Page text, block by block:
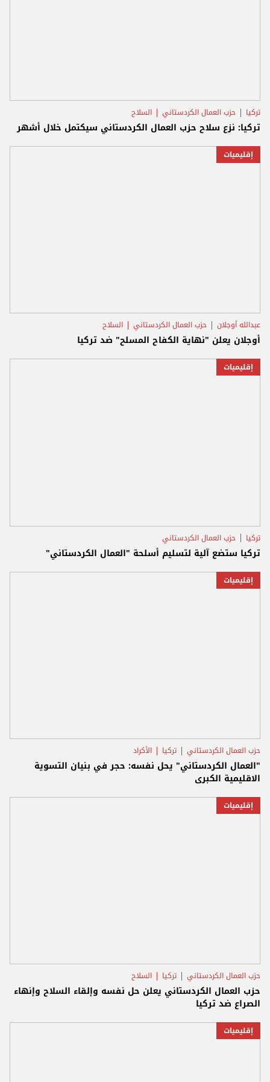
تركيا حزب العمال الكردستاني السلاح
تركيا: نزع سلاح حزب العمال الكردستاني سيكتمل خلال أشهر
إقليميات
عبدالله أوجلان حزب العمال الكردستاني السلاح
أوجلان يعلن "نهاية الكفاح المسلح" ضد تركيا
إقليميات
تركيا حزب العمال الكردستاني
تركيا ستضع آلية لتسليم أسلحة "العمال الكردستاني"
إقليميات
حزب العمال الكردستاني تركيا الأكراد
"العمال الكردستاني" يحل نفسه: حجر في بنيان التسوية
الاقليمية الكبرى
إقليميات
حزب العمال الكردستاني تركيا السلاح
حزب العمال الكردستاني يعلن حل نفسه وإلقاء السلاح وإنهاء
الصراع ضد تركيا
إقليميات